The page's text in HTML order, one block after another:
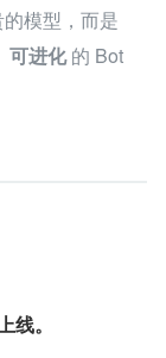
模型，而是
可进化 的 Bot
。